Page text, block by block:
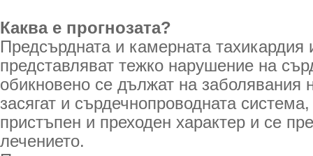
Каква е прогнозата?
Предсърдната и камерната тахикардия
представляват тежко нарушение на
обикновено се дължат на заболявания
засягат и сърдечнопроводната
пристъпен и преходен характер и се
лечението.